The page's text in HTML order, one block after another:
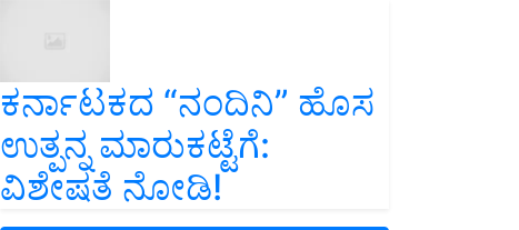
ಕರ್ನಾಟಕದ “ನಂದಿನಿ” ಹೊಸ
ಉತ್ಪನ್ನ ಮಾರುಕಟ್ಟೆಗೆ:
ವಿಶೇಷತೆ ನೋಡಿ!